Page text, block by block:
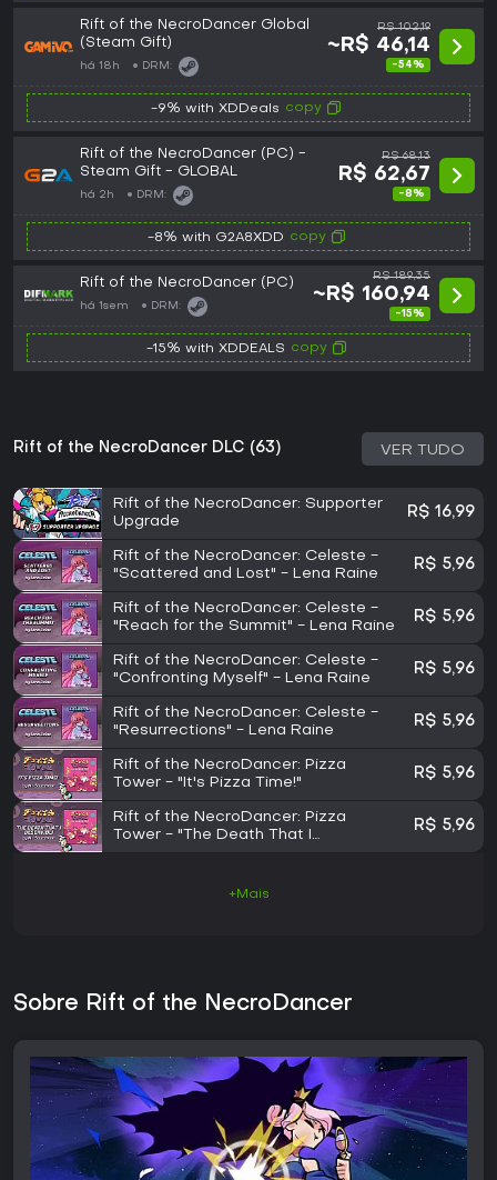
Rift of the NecroDancer Global
(Steam Gift)
há 18h DRM:
R$ 102,19
~R$ 46,14
-54%
-9% with XDDeals copy
Rift of the NecroDancer (PC) -
Steam Gift - GLOBAL
há 2h DRM:
R$ 68,13
R$ 62,67
-8%
-8% with G2A8XDD copy
Rift of the NecroDancer (PC)
há 1sem DRM:
R$ 189,35
~R$ 160,94
-15%
-15% with XDDEALS copy
Rift of the NecroDancer DLC (63) VER TUDO
Rift of the NecroDancer: Supporter
Upgrade
R$ 16,99
Rift of the NecroDancer: Celeste -
"Scattered and Lost" - Lena Raine
R$ 5,96
Rift of the NecroDancer: Celeste -
"Reach for the Summit" - Lena Raine
R$ 5,96
Rift of the NecroDancer: Celeste -
"Confronting Myself" - Lena Raine
R$ 5,96
Rift of the NecroDancer: Celeste -
"Resurrections" - Lena Raine
R$ 5,96
Rift of the NecroDancer: Pizza
Tower - "It's Pizza Time!"
R$ 5,96
Rift of the NecroDancer: Pizza
Tower - "The Death That I
R$ 5,96
+Mais
Sobre Rift of the NecroDancer